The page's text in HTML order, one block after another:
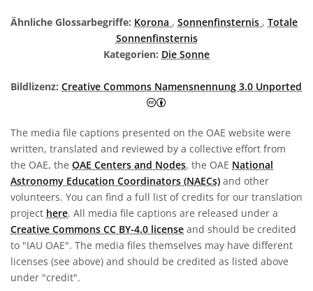
Ähnliche Glossarbegriffe: Korona , Sonnenfinsternis , Totale
Sonnenfinsternis
Kategorien: Die Sonne
Bildlizenz: Creative Commons Namensnennung 3.0 Unported
Creative Commons
The media file captions presented on the OAE website were
written, translated and reviewed by a collective effort from
the OAE, the OAE Centers and Nodes, the OAE National
Astronomy Education Coordinators (NAECs) and other
volunteers. You can find a full list of credits for our translation
project here. All media file captions are released under a
Creative Commons CC BY-4.0 license and should be credited
to "IAU OAE". The media files themselves may have different
licenses (see above) and should be credited as listed above
under "credit".